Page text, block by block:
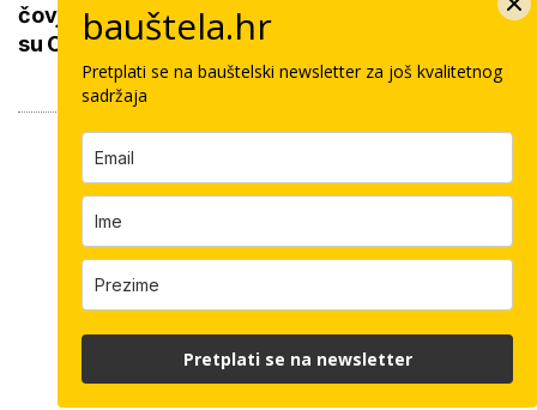
čovjeka': 'Mora se napraviti i 7.000 stanova koji
su OK'bauštela.hr
Pretplati se na bauštelski newsletter za još kvalitetnog
sadržaja
Pretplati se na newsletter